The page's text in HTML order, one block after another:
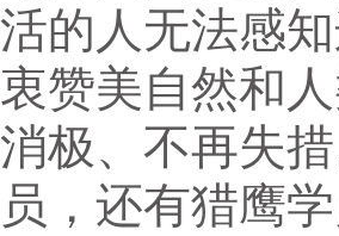
活的人无法感
衷赞美自然和
消极、不再失
员，还有猎鹰